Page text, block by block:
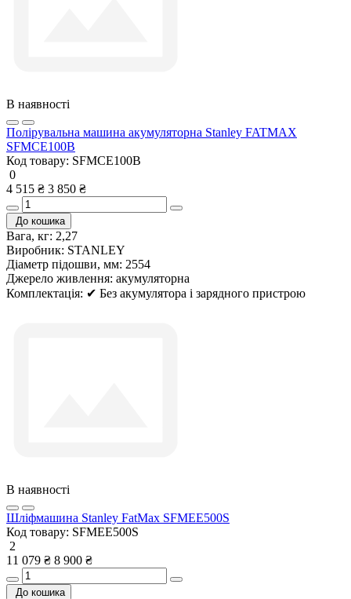
В наявності
Полірувальна машина акумуляторна Stanley FATMAX
SFMCE100B
Код товару: SFMCE100B
0
4 515 ₴ 3 850 ₴
До кошика
Вага, кг: 2,27
Виробник: STANLEY
Діаметр підошви, мм: 2554
Джерело живлення: акумуляторна
Комплектація: ✔ Без акумулятора і зарядного пристрою
В наявності
Шліфмашина Stanley FatMax SFMEE500S
Код товару: SFMEE500S
2
11 079 ₴ 8 900 ₴
До кошика